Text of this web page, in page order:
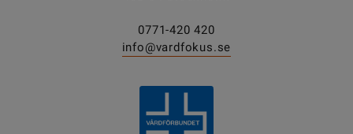
0771-420 420
info@vardfokus.se